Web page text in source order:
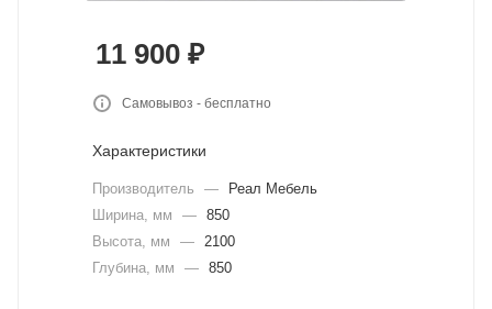
11 900 ₽
Самовывоз - бесплатно
Характеристики
Производитель —
Реал Мебель
Ширина, мм
— 850
Высота, мм
— 2100
Глубина, мм
— 850